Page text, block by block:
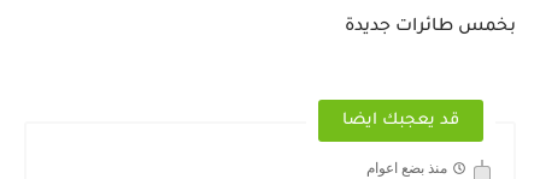
بخمس طائرات جديدة
قد يعجبك ايضا
منذ بضع اعوام